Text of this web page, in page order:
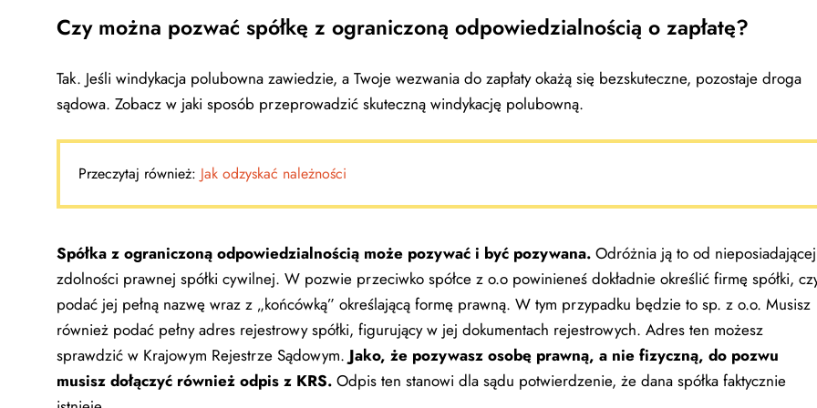
Czy można pozwać spółkę z ograniczoną odpowiedzialnością o zapłatę?
Tak. Jeśli windykacja polubowna zawiedzie, a Twoje wezwania do zapłaty okażą się bezskuteczne, pozostaje droga
sądowa. Zobacz w jaki sposób przeprowadzić skuteczną windykację polubowną.
Przeczytaj również: Jak odzyskać należności
Spółka z ograniczoną odpowiedzialnością może pozywać i być pozywana. Odróżnia ją to od nieposiadającej
zdolności prawnej spółki cywilnej. W pozwie przeciwko spółce z o.o powinieneś dokładnie określić firmę spółki,
podać jej pełną nazwę wraz z „końcówką” określającą formę prawną. W tym przypadku będzie to sp. z o.o. Musisz
również podać pełny adres rejestrowy spółki, figurujący w jej dokumentach rejestrowych. Adres ten możesz
sprawdzić w Krajowym Rejestrze Sądowym. Jako, że pozywasz osobę prawną, a nie fizyczną, do pozwu
musisz dołączyć również odpis z KRS. Odpis ten stanowi dla sądu potwierdzenie, że dana spółka faktycznie